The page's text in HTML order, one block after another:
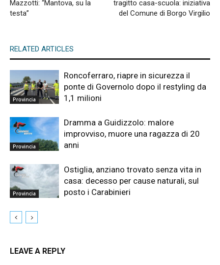
Mazzotti: “Mantova, su la
testa”
tragitto casa-scuola: iniziativa
del Comune di Borgo Virgilio
RELATED ARTICLES
Provincia
Roncoferraro, riapre in sicurezza il
ponte di Governolo dopo il restyling da
1,1 milioni
Provincia
Dramma a Guidizzolo: malore
improvviso, muore una ragazza di 20
anni
Provincia
Ostiglia, anziano trovato senza vita in
casa: decesso per cause naturali, sul
posto i Carabinieri
LEAVE A REPLY